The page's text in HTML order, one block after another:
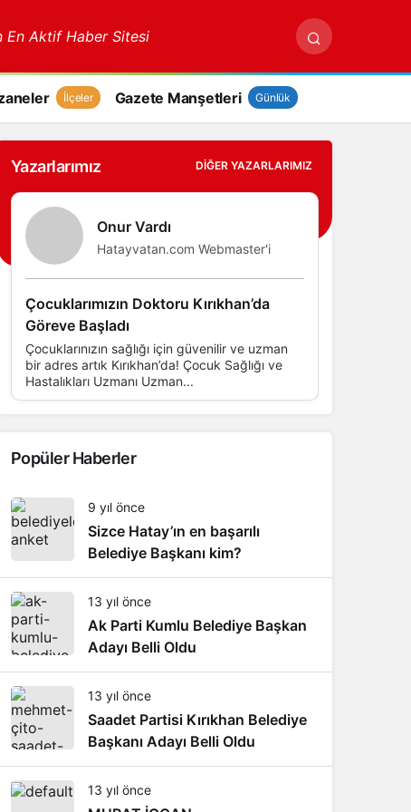
En Aktif Haber Sitesi
İlçeler Gazete Manşetleri Günlük
Yazarlarımız DIĞER YAZARLARIMIZ
Onur Vardı
Hatayvatan.com Webmaster'i
Çocuklarımızın Doktoru Kırıkhan’da
Göreve Başladı
Çocuklarınızın sağlığı için güvenilir ve uzman
bir adres artık Kırıkhan’da! Çocuk Sağlığı ve
Hastalıkları Uzmanı Uzman...
Popüler Haberler
9 yıl önce
Sizce Hatay’ın en başarılı
Belediye Başkanı kim?
13 yıl önce
Ak Parti Kumlu Belediye Başkan
Adayı Belli Oldu
13 yıl önce
Saadet Partisi Kırıkhan Belediye
Başkanı Adayı Belli Oldu
13 yıl önce